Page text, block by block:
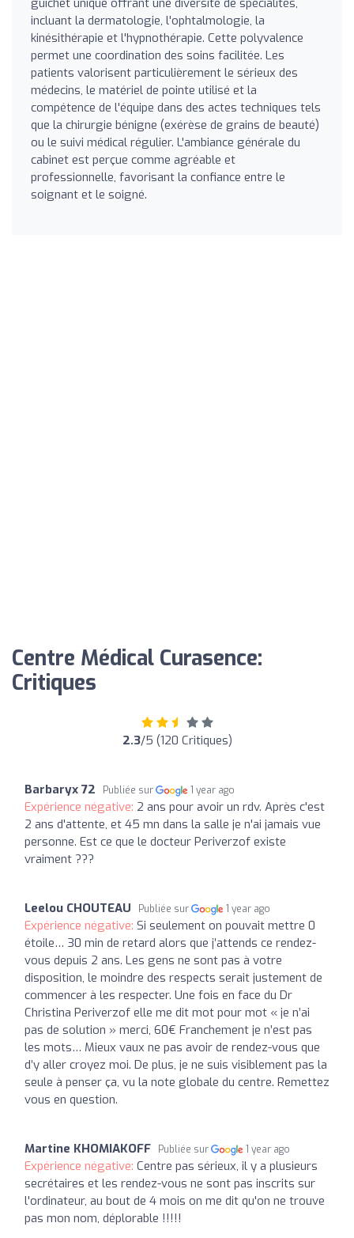
incluant la dermatologie, l'ophtalmologie, la
kinésithérapie et l'hypnothérapie. Cette polyvalence
permet une coordination des soins facilitée. Les
patients valorisent particulièrement le sérieux des
médecins, le matériel de pointe utilisé et la
compétence de l'équipe dans des actes techniques tels
que la chirurgie bénigne (exérèse de grains de beauté)
ou le suivi médical régulier. L'ambiance générale du
cabinet est perçue comme agréable et
professionnelle, favorisant la confiance entre le
soignant et le soigné.
Centre Médical Curasence:
Critiques
2.3/5 (120 Critiques)
Barbaryx 72 Publiée sur 1 year ago
Expérience négative: 2 ans pour avoir un rdv. Après c'est
2 ans d'attente, et 45 mn dans la salle je n'ai jamais vue
personne. Est ce que le docteur Periverzof existe
vraiment ???
Leelou CHOUTEAU Publiée sur 1 year ago
Expérience négative: Si seulement on pouvait mettre 0
étoile… 30 min de retard alors que j’attends ce rendez-
vous depuis 2 ans. Les gens ne sont pas à votre
disposition, le moindre des respects serait justement de
commencer à les respecter. Une fois en face du Dr
Christina Periverzof elle me dit mot pour mot « je n’ai
pas de solution » merci, 60€ Franchement je n’est pas
les mots… Mieux vaux ne pas avoir de rendez-vous que
d’y aller croyez moi. De plus, je ne suis visiblement pas la
seule à penser ça, vu la note globale du centre. Remettez
vous en question.
Martine KHOMIAKOFF Publiée sur 1 year ago
Expérience négative: Centre pas sérieux, il y a plusieurs
secrétaires et les rendez-vous ne sont pas inscrits sur
l'ordinateur, au bout de 4 mois on me dit qu'on ne trouve
pas mon nom, déplorable !!!!!